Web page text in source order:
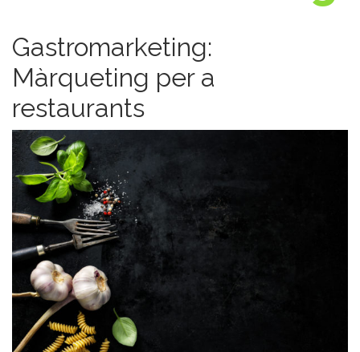
Gastromarketing:
Màrqueting per a
restaurants